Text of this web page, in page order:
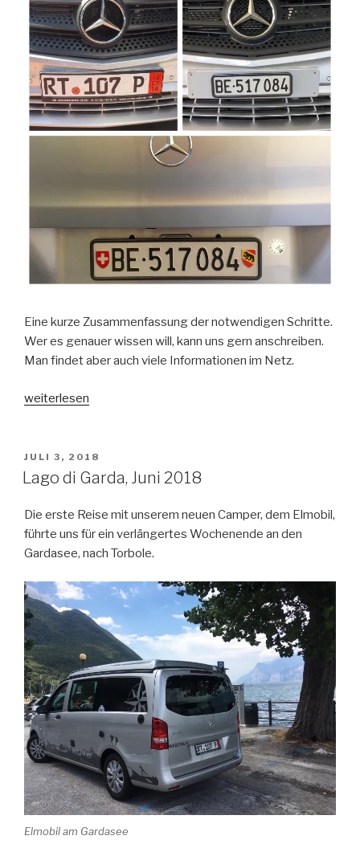
Eine kurze Zusammenfassung der notwendigen Schritte.
Wer es genauer wissen will, kann uns gern anschreiben.
Man findet aber auch viele Informationen im Netz.
„Einfuhr
nach
CH
Anmeldung“
weiterlesen
VERÖFFENTLICHT
AM
JULI 3, 2018
Lago di Garda, Juni 2018
Die erste Reise mit unserem neuen Camper, dem Elmobil,
führte uns für ein verlängertes Wochenende an den
Gardasee, nach Torbole.
Elmobil am Gardasee